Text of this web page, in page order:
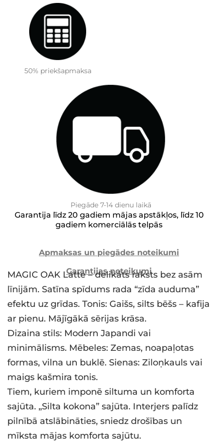
50% priekšapmaksa
Piegāde 7-14 dienu laikā
Garantija līdz 20 gadiem mājas apstākļos, līdz 10
gadiem komerciālās telpās
Apmaksas un piegādes noteikumi
Garantijas noteikumi
MAGIC OAK Latte – delikāts raksts bez asām
līnijām. Satīna spīdums rada “zīda auduma”
efektu uz grīdas. Tonis: Gaišs, silts bēšs – kafija
ar pienu. Mājīgākā sērijas krāsa.
Dizaina stils: Modern Japandi vai
minimālisms. Mēbeles: Zemas, noapaļotas
formas, vilna un buklē. Sienas: Ziloņkauls vai
maigs kašmira tonis.
Tiem, kuriem imponē siltuma un komforta
sajūta. „Silta kokona” sajūta. Interjers palīdz
pilnībā atslābināties, sniedz drošības un
mīksta mājas komforta sajūtu.